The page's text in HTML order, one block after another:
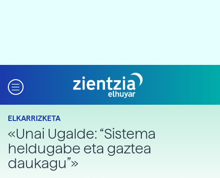
ELKARRIZKETA
«Unai Ugalde: “Sistema
heldugabe eta gaztea
daukagu”»